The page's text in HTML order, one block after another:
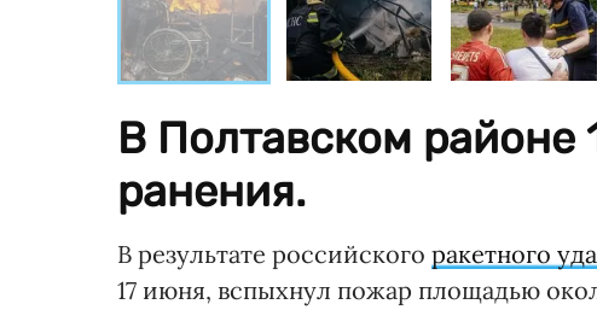
В Полтавском районе
ранения.
В результате российского ракетного
17 июня, вспыхнул пожар площадью